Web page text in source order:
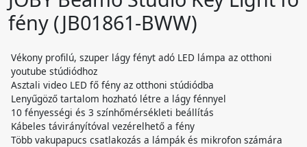
fény (JB01861-BWW)
Vékony profilú, szuper lágy fényt adó LED lámpa az otthoni
youtube stúdiódhoz
Asztali video LED fő fény az otthoni stúdiódba
Lenyűgöző tartalom hozható létre a lágy fénnyel
10 fényességi és 3 színhőmérsékleti beállítás
Kábeles távirányítóval vezérelhető a fény
Több vakupapucs csatlakozás a lámpák és mikrofon számára